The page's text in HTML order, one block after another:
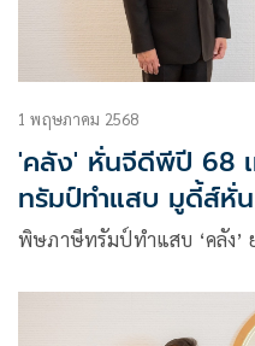
1 พฤษภาคม 2568
'คลัง' หั่นจีดีพีปี 68
ทรัมป์ทำแสบ มูดี้ส์หั่
พิษภาษีทรัมป์ทำแสบ ‘คลัง’